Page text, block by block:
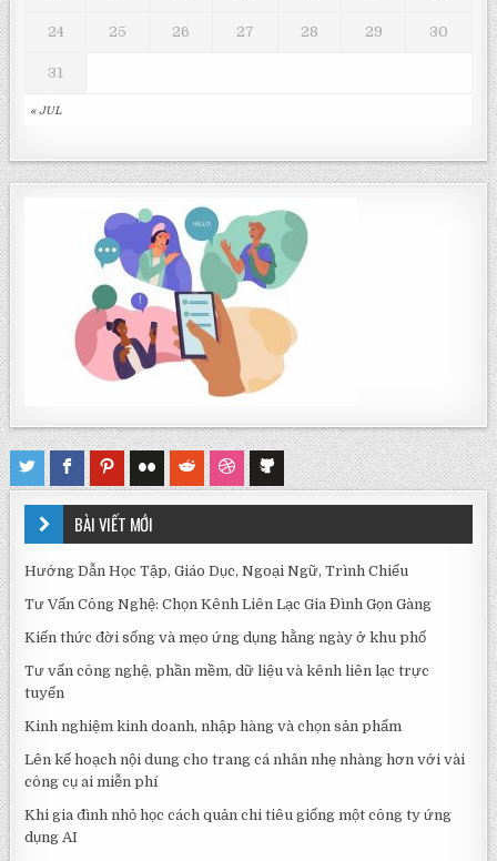
« JUL
24 25 26 27 28 29 30
31
BÀI VIẾT MỚI
Hướng Dẫn Học Tập, Giáo Dục, Ngoại Ngữ, Trình Chiếu
Tư Vấn Công Nghệ: Chọn Kênh Liên Lạc Gia Đình Gọn Gàng
Kiến thức đời sống và mẹo ứng dụng hằng ngày ở khu phố
Tư vấn công nghệ, phần mềm, dữ liệu và kênh liên lạc trực
tuyến
Kinh nghiệm kinh doanh, nhập hàng và chọn sản phẩm
Lên kế hoạch nội dung cho trang cá nhân nhẹ nhàng hơn với vài
công cụ ai miễn phí
Khi gia đình nhỏ học cách quản chi tiêu giống một công ty ứng
dụng AI